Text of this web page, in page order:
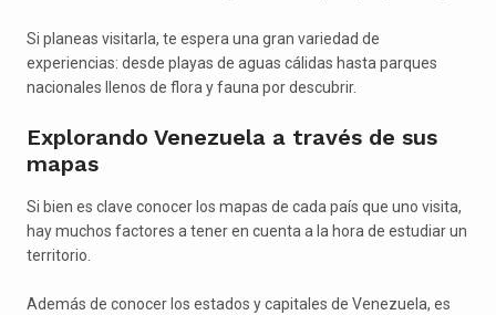
Si planeas visitarla, te espera una gran variedad de
experiencias: desde playas de aguas cálidas hasta parques
nacionales llenos de flora y fauna por descubrir.
Explorando Venezuela a través de sus
mapas
Si bien es clave conocer los mapas de cada país que uno visita,
hay muchos factores a tener en cuenta a la hora de estudiar un
territorio.
Además de conocer los estados y capitales de Venezuela, es